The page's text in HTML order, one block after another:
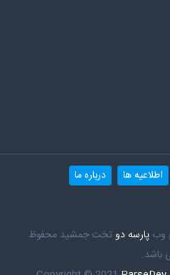
اطلاعیه ها
درباره ما
وبپارسه دوتخت جمشید محفوظ
باشد.